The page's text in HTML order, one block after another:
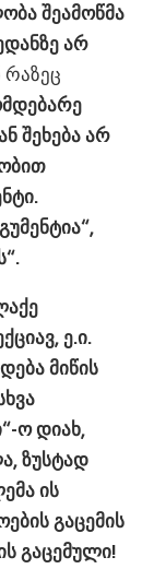
შეამოწმა
არ
რაზეც
შეხება არ
ე.ი.
მიწის
ო დიახ,
ზუსტად
ის
გაცემის
გაცემული!